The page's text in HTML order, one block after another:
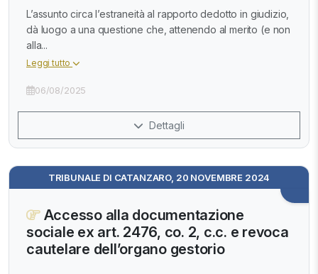
L’assunto circa l’estraneità al rapporto dedotto in giudizio,
dà luogo a una questione che, attenendo al merito (e non
alla...
Leggi tutto
06/08/2025
Dettagli
TRIBUNALE DI CATANZARO, 20 NOVEMBRE 2024
Accesso alla documentazione
sociale ex art. 2476, co. 2, c.c. e revoca
cautelare dell’organo gestorio